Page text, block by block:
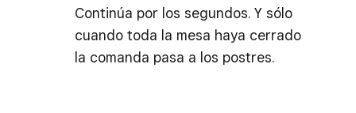
Continúa por los segundos. Y sólo
cuando toda la mesa haya cerrado
la comanda pasa a los postres.